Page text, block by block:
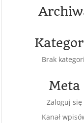
Brak
Meta
Zaloguj się
Kanał